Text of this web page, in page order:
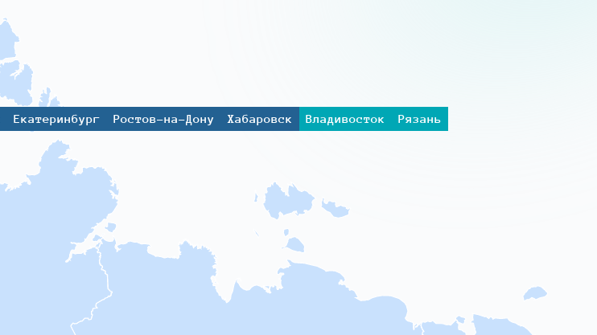
Екатеринбург Ростов-на-Дону Хабаровск Владивосток
Рязань